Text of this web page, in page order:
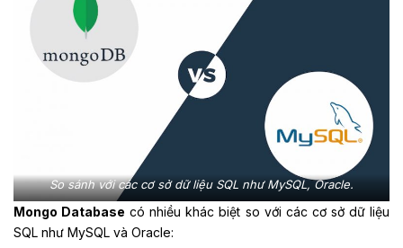
So sánh với các cơ sở dữ liệu SQL như MySQL, Oracle.
Mongo Database có nhiều khác biệt so với các cơ sở dữ liệu
SQL như MySQL và Oracle: